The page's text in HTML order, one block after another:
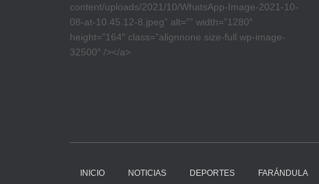
content/uploads/2021/10/WhatsApp-Image-2021-10-
08-at-10.45.12-8.jpeg” alt=”” width=”1280″
height=”164″ class=”alignnone size-full wp-image-
32500″ /></a>
INICIO NOTICIAS DEPORTES FARÁNDULA